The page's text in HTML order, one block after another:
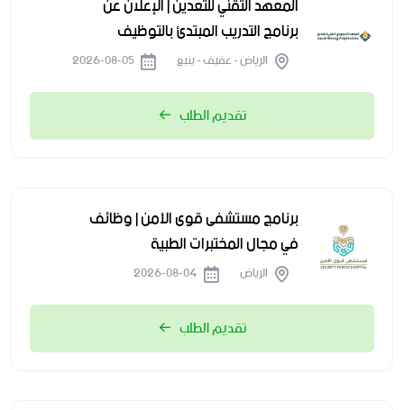
برنامج التدريب المبتدئ بالتوظيف
الرياض - عفيف - ينبع
تقديم الطلب
برنامج مستشفى قوى الأمن | وظائف
في مجال المختبرات الطبية
الرياض
تقديم الطلب